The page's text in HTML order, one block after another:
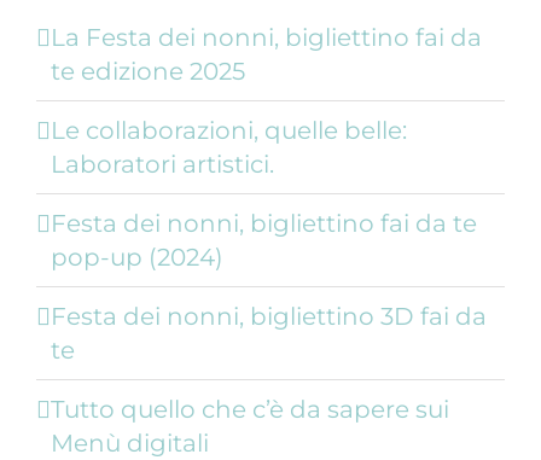
La Festa dei nonni, bigliettino fai da
te edizione 2025
Le collaborazioni, quelle belle:
Laboratori artistici.
Festa dei nonni, bigliettino fai da te
pop-up (2024)
Festa dei nonni, bigliettino 3D fai da
te
Tutto quello che c’è da sapere sui
Menù digitali